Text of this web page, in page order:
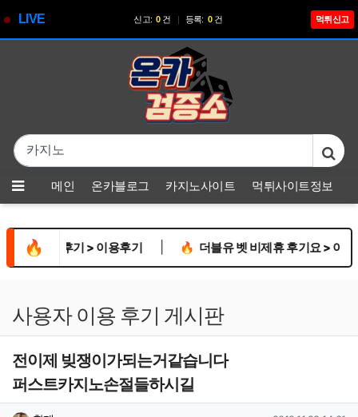
LIVE 신고: 0 건 | 등록: 0 건 먹튀신고
메뉴 메인 온카블로그 카지노사이트 먹튀사이트정보
🔥
지노 후기 > 이용후기| 더블유 벳 비제휴 후기요 > 이용후기
사용자 이용 후기 게시판
전이제 빚쟁이가되는거같습니다
퍼스트카지노손절들하시길